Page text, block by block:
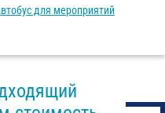
для мероприятий